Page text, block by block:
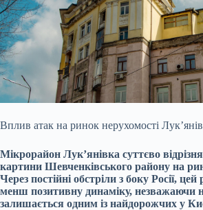
Вплив атак на ринок нерухомості
Мікрорайон Лук’янівка суттєво
картини Шевченківського району на
Через постійні обстріли з боку Росії,
менш позитивну динаміку, незважаючи
залишається одним із найдорожчих у